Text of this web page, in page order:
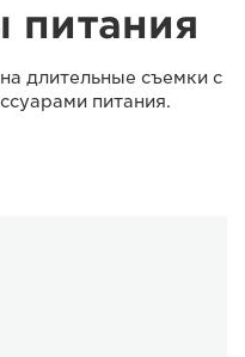
питания
длительные съемки с
питания.